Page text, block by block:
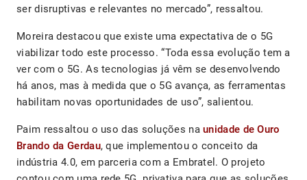
ser disruptivas e relevantes no mercado”, ressaltou.
Moreira destacou que existe uma expectativa de o 5G
viabilizar todo este processo. “Toda essa evolução tem a
ver com o 5G. As tecnologias já vêm se desenvolvendo
há anos, mas à medida que o 5G avança, as ferramentas
habilitam novas oportunidades de uso”, salientou.
Paim ressaltou o uso das soluções naunidade de Ouro
Brando da Gerdau, que implementou o conceito da
indústria 4.0, em parceria com a Embratel. O projeto